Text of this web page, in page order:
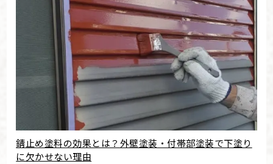
錆止め塗料の効果とは？外壁塗装・付帯部塗装で下塗り
に欠かせない理由